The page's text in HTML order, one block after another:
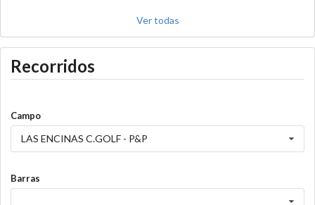
Ver todas
Recorridos
Campo
LAS ENCINAS C.GOLF - P&P
Barras